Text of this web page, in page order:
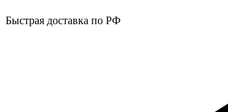
Быстрая доставка по РФ